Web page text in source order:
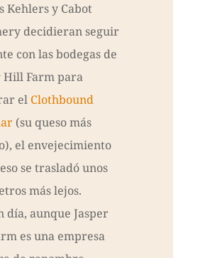
Kehlers y Cabot
decidieran seguir
con las bodegas de
Hill Farm para
el Clothbound
(su queso más
el envejecimiento
se trasladó unos
más lejos.
día, aunque Jasper
es una empresa